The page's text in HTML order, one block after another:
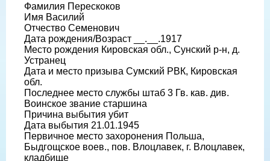
Фамилия Перескоков
Имя Василий
Отчество Семенович
Дата рождения/Возраст __.__.1917
Место рождения Кировская обл., Сунский р-н, д.
Устранец
Дата и место призыва Сумский РВК, Кировская
обл.
Последнее место службы штаб 3 Гв. кав. див.
Воинское звание старшина
Причина выбытия убит
Дата выбытия 21.01.1945
Первичное место захоронения Польша,
Быдгощское воев., пов. Влоцлавек, г. Влоцлавек,
кладбище